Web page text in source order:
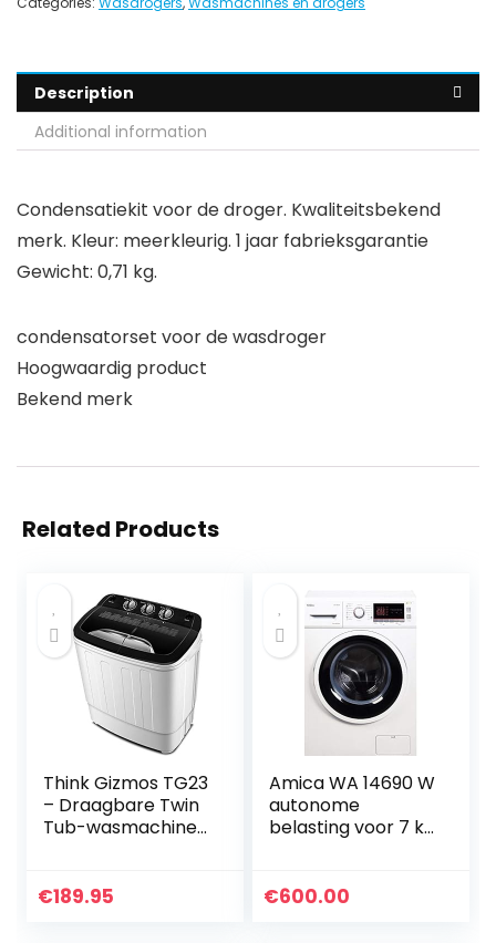
Description
Additional information
Condensatiekit voor de droger. Kwaliteitsbekend
merk. Kleur: meerkleurig. 1 jaar fabrieksgarantie
Gewicht: 0,71 kg.
condensatorset voor de wasdroger
Hoogwaardig product
Bekend merk
Related Products
Think Gizmos TG23
– Draagbare Twin
Tub-wasmachine
caravans, kleine
€189.95
Amica WA 14690 W
autonome
belasting voor 7 kg
– wasmachines
€600.00